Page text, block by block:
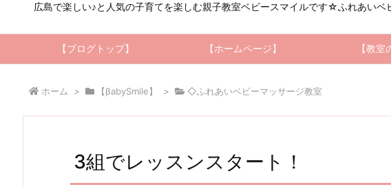
広島で楽しい♪と人気の子育てを楽しむ親子教室ベビースマイルです☆ふれあい
【ブログトップ】 【ホームページ】 【教室
ホーム > 【βabySmile】 > ◇ふれあいベビーマッサージ教室
3組でレッスンスタート！